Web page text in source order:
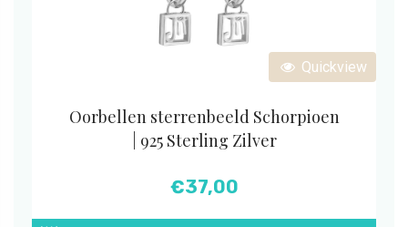
Quickview
Oorbellen sterrenbeeld Schorpioen
| 925 Sterling Zilver
€37,00